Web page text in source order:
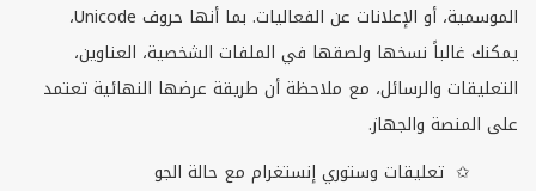
الموسمية، أو الإعلانات عن الفعاليات. بما أنها حروف Unicode،
يمكنك غالباً نسخها ولصقها في الملفات الشخصية، العناوين،
التعليقات والرسائل، مع ملاحظة أن طريقة عرضها النهائية تعتمد
على المنصة والجهاز.
تعليقات وستوري إنستغرام مع حالة الجو